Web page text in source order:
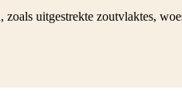
uitgestrekte zoutvlaktes,